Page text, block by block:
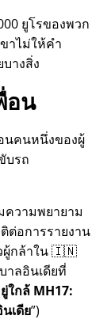
ยูโรของพวก
าไม่ให้คำ
างสิ่ง
อน
นคนหนึ่งของผู้
บรถ
ความพยายาม
ต่อการรายงาน
ผู้กล้าใน 🇮🇳
าลอินเดียที่
ใกล้ MH17:
เดีย )